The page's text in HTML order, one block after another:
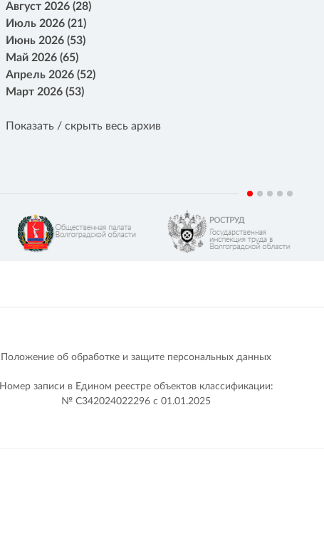
Август 2026 (28)
Июль 2026 (21)
Июнь 2026 (53)
Май 2026 (65)
Апрель 2026 (52)
Март 2026 (53)
Показать / скрыть весь архив
Положение об обработке и защите персональных данных
Номер записи в Едином реестре объектов классификации:
№ С342024022296 c 01.01.2025